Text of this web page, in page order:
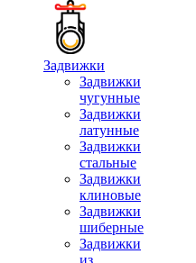
Задвижки
Задвижки
чугунные
Задвижки
латунные
Задвижки
стальные
Задвижки
клиновые
Задвижки
шиберные
Задвижки
из